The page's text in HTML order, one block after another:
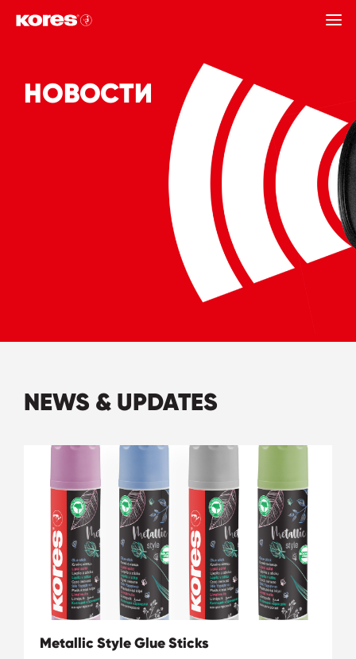
НОВОСТИ
NEWS & UPDATES
Metallic Style Glue Sticks